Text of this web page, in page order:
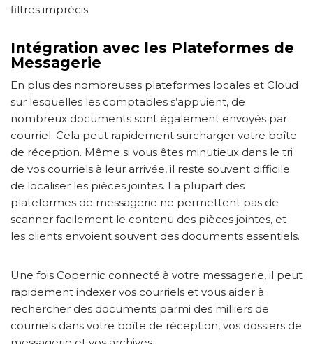
filtres imprécis.
Intégration avec les Plateformes de
Messagerie
En plus des nombreuses plateformes locales et Cloud
sur lesquelles les comptables s’appuient, de
nombreux documents sont également envoyés par
courriel. Cela peut rapidement surcharger votre boîte
de réception. Même si vous êtes minutieux dans le tri
de vos courriels à leur arrivée, il reste souvent difficile
de localiser les pièces jointes. La plupart des
plateformes de messagerie ne permettent pas de
scanner facilement le contenu des pièces jointes, et
les clients envoient souvent des documents essentiels.
Une fois Copernic connecté à votre messagerie, il peut
rapidement indexer vos courriels et vous aider à
rechercher des documents parmi des milliers de
courriels dans votre boîte de réception, vos dossiers de